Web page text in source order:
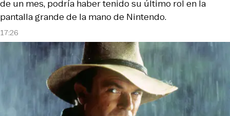
17:26
de un mes, podría haber tenido su último rol en la
pantalla grande de la mano de Nintendo.